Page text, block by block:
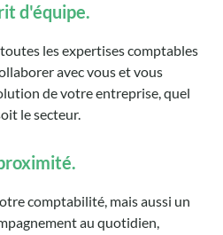
d'équipe.
les expertises comptables
avec vous et vous
de votre entreprise, quel
le secteur.
comptabilité, mais aussi un
au quotidien,